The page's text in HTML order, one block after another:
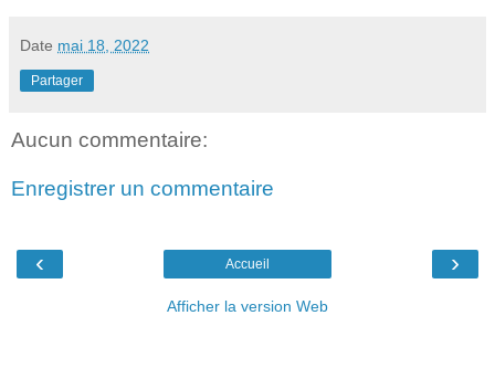
Date mai 18, 2022
Partager
Aucun commentaire:
Enregistrer un commentaire
‹ ›
Accueil
Afficher la version Web